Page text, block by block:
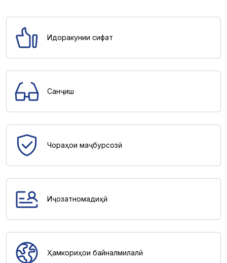
Идоракунии сифат
Санҷиш
Чораҳои маҷбурсозӣ
Иҷозатномадиҳӣ
Ҳамкориҳои байналмилалӣ